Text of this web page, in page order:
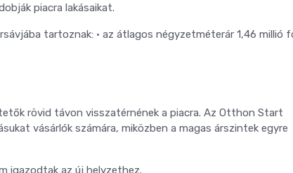
piacra lakásaikat.
tartoznak: • az átlagos négyzetméterár 1,46 millió
rövid távon visszatérnének a piacra. Az Otthon Start
vásárlók számára, miközben a magas árszintek egyre
igazodtak az új helyzethez.